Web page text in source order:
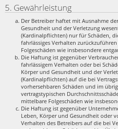
5. Gewährleistung
Der Betreiber haftet mit Ausnahme
Gesundheit und der Verletzung
(Kardinalpflichten) nur für Schäden,
fahrlässiges Verhalten
Folgeschäden wie insbesondere
Die Haftung ist gegenüber
fahrlässigem Verhalten oder bei
Körper und Gesundheit und der
(Kardinalpflichten) auf die bei
vorhersehbaren Schäden und im
vertragstypischen
mittelbare Folgeschäden wie
Die Haftung ist gegenüber
Leben, Körper und Gesundheit oder
Verhalten des Betreibers auf die bei